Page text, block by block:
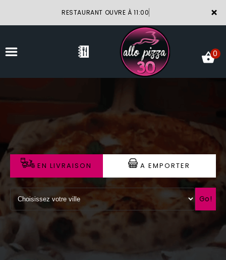
×
RESTAURANT OUVRE À 11:00
LA CARTE
VOTRE COMPTE
NOTRE RESTAURANT
VOS AVIS
MENTIONS LÉGALES
0
EN LIVRAISON A EMPORTER
Go!